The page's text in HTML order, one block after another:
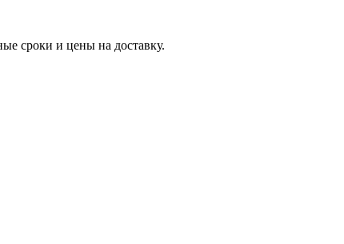
сроки и цены на доставку.